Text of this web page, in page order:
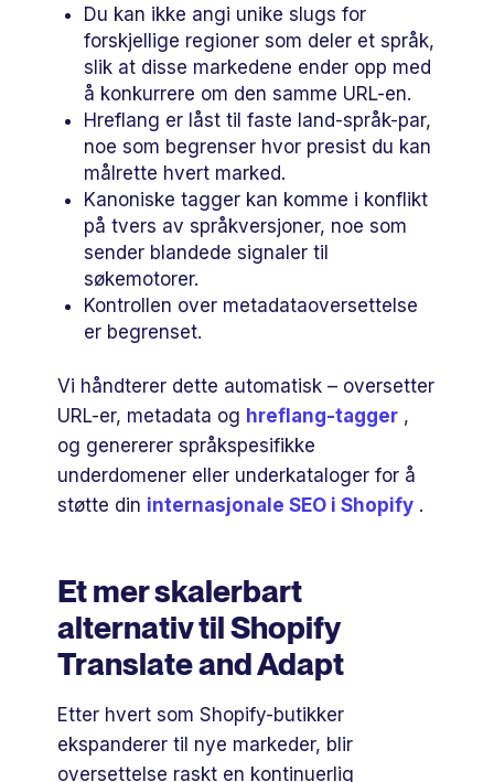
Du kan ikke angi unike slugs for
forskjellige regioner som deler et språk,
slik at disse markedene ender opp med
å konkurrere om den samme URL-en.
Hreflang er låst til faste land-språk-par,
noe som begrenser hvor presist du kan
målrette hvert marked.
Kanoniske tagger kan komme i konflikt
på tvers av språkversjoner, noe som
sender blandede signaler til
søkemotorer.
Kontrollen over metadataoversettelse
er begrenset.
Vi håndterer dette automatisk – oversetter
URL-er, metadata og hreflang-tagger ,
og genererer språkspesifikke
underdomener eller underkataloger for å
støtte din internasjonale SEO i Shopify .
Et mer skalerbart
alternativ til Shopify
Translate and Adapt
Etter hvert som Shopify-butikker
ekspanderer til nye markeder, blir
oversettelse raskt en kontinuerlig